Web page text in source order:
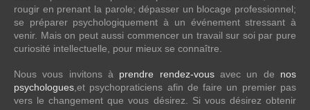
rougir en prenant la parole; dépasser un blocage professionnel;
se préparer psychologiquement à un événement stressant à
venir. Mais on peut aussi commencer un travail sur soi par pure
curiosité intellectuelle, pour mieux se connaître.
Nous vous invitons à prendre rendez-vousavec un de nos
psychologues ,et psychopraticiens afin de faire un premier pas
vers le changement que vous désirez. Si vous désirez obtenir